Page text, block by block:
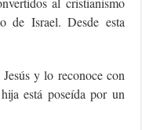
de Israel. Desde esta
y lo reconoce con
está poseída por un